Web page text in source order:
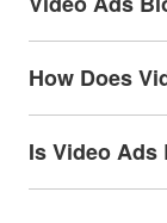
How Does
Is Video Ads